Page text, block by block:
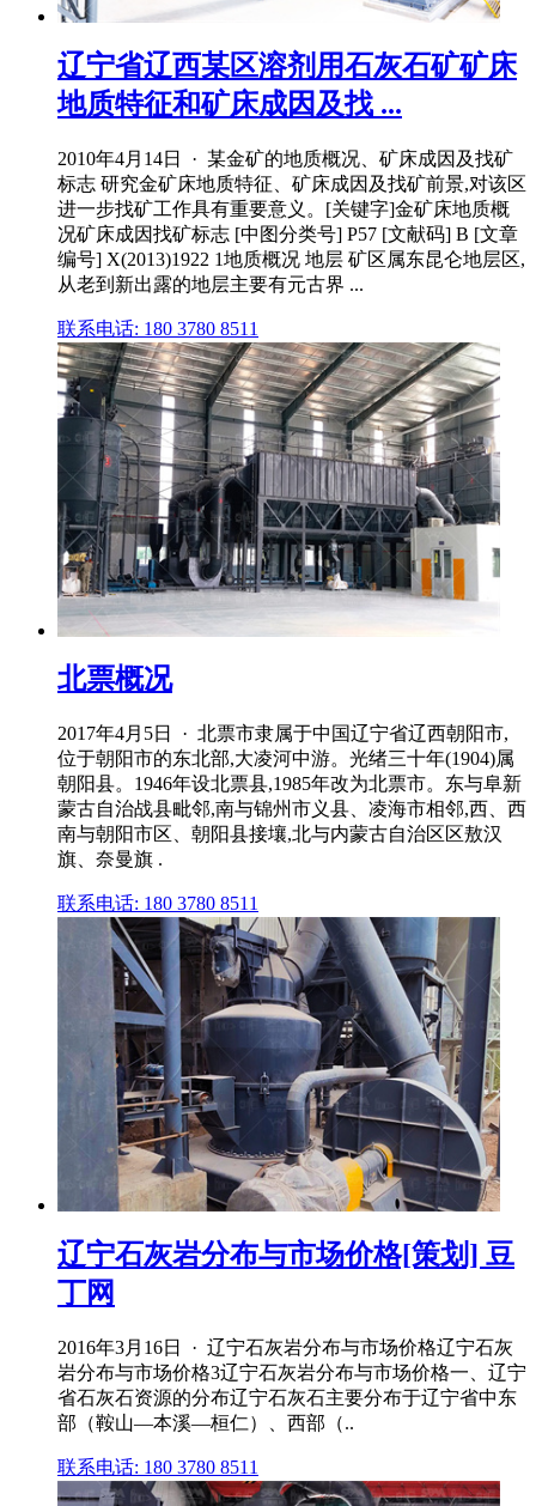
辽宁省辽西某区溶剂用石灰石矿矿床
地质特征和矿床成因及找 ...
2010年4月14日 · 某金矿的地质概况、矿床成因及找矿
标志 研究金矿床地质特征、矿床成因及找矿前景,对该区
进一步找矿工作具有重要意义。[关键字]金矿床地质概
况矿床成因找矿标志 [中图分类号] P57 [文献码] B [文章
编号] X(2013)1922 1地质概况 地层 矿区属东昆仑地层区,
从老到新出露的地层主要有元古界 ...
联系电话: 180 3780 8511
北票概况
2017年4月5日 · 北票市隶属于中国辽宁省辽西朝阳市,
位于朝阳市的东北部,大凌河中游。光绪三十年(1904)属
朝阳县。1946年设北票县,1985年改为北票市。东与阜新
蒙古自治战县毗邻,南与锦州市义县、凌海市相邻,西、西
南与朝阳市区、朝阳县接壤,北与内蒙古自治区区敖汉
旗、奈曼旗 .
联系电话: 180 3780 8511
辽宁石灰岩分布与市场价格[策划] 豆
丁网
2016年3月16日 · 辽宁石灰岩分布与市场价格辽宁石灰
岩分布与市场价格3辽宁石灰岩分布与市场价格一、辽宁
省石灰石资源的分布辽宁石灰石主要分布于辽宁省中东
部（鞍山—本溪—桓仁）、西部（..
联系电话: 180 3780 8511